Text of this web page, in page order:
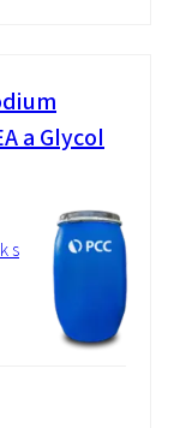
a Glycol
s